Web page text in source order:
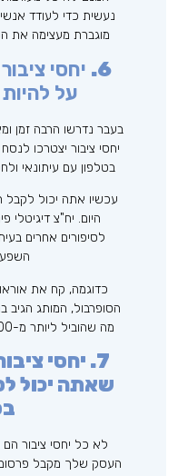
נעשית כדי לעודד
מוגברת מעצימה את
6. יחסי
על
בעבר נדרשו הרבה זמן
יחסי ציבור יצטרכו
בטלפון עם עיתונאי
עכשיו אתה יכול לקבל
היום. יח"צ דיגיטלי
לסיפורים אחרים
כדוגמה, קח את
הסופרבול, המותג הגיב
מה שהוביל ליותר מ-10,000 ציוצים מחדש תוך שעה.
7. יחסי
שאתה יכול
לא כל יחסי ציבור הם
העסק שלך מקבל פרסום